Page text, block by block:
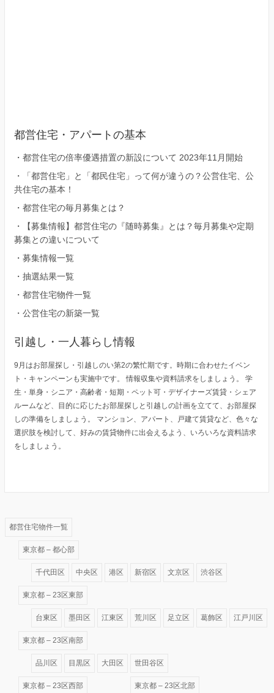
都営住宅・アパートの基本
・ 都営住宅の倍率優遇措置の新設について 2023年11月開始
・
「都営住宅」と「都民住宅」って何が違うの？公営住宅、公
共住宅の基本！
・ 都営住宅の毎月募集とは？
・
【募集情報】都営住宅の『随時募集』とは？毎月募集や定期
募集との違いについて
・ 募集情報一覧
・ 抽選結果一覧
・ 都営住宅物件一覧
・ 公営住宅の新築一覧
引越し・一人暮らし情報
9月はお部屋探し・引越しのい第2の繁忙期です。時期に合わせたイベン
ト・キャンペーンも実施中です。 情報収集や資料請求をしましょう。 学
生・単身・シニア・高齢者・短期・ペット可・デザイナーズ賃貸・シェア
ルームなど、目的に応じたお部屋探しと引越しの計画を立てて、お部屋探
しの準備をしましょう。 マンション、アパート、戸建て賃貸など、色々な
選択肢を検討して、好みの賃貸物件に出会えるよう、いろいろな資料請求
をしましょう。
都営住宅物件一覧
東京都 – 都心部
千代田区 中央区 港区 新宿区 文京区 渋谷区
東京都 – 23区東部
台東区 墨田区 江東区 荒川区 足立区 葛飾区 江戸川区
東京都 – 23区南部
品川区 目黒区 大田区 世田谷区
東京都 – 23区西部 東京都 – 23区北部